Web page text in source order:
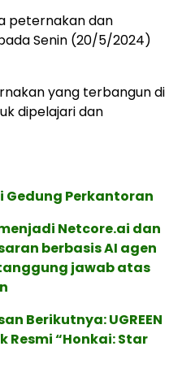
peternakan dan
Senin (20/5/2024)
yang terbangun di
dipelajari dan
Gedung Perkantoran
Netcore.ai dan
berbasis AI agen
jawab atas
Berikutnya: UGREEN
Resmi “Honkai: Star